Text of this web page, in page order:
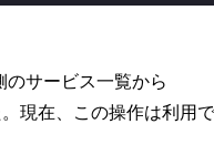
のサービス一覧から
現在、この操作は利用で